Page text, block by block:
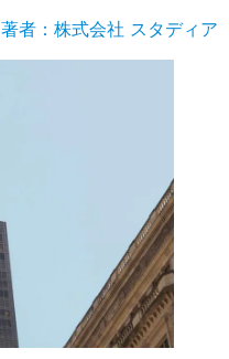
著者：株式会社 スタディア